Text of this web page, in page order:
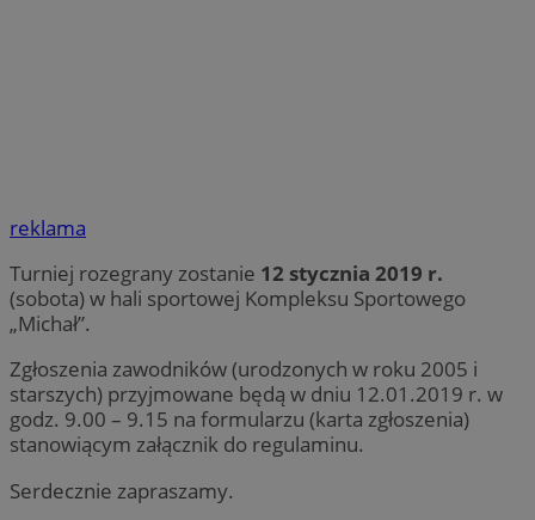
reklama
Turniej rozegrany zostanie 12 stycznia 2019 r.
(sobota) w hali sportowej Kompleksu Sportowego
„Michał”.
Zgłoszenia zawodników (urodzonych w roku 2005 i
starszych) przyjmowane będą w dniu 12.01.2019 r. w
godz. 9.00 – 9.15 na formularzu (karta zgłoszenia)
stanowiącym załącznik do regulaminu.
Serdecznie zapraszamy.